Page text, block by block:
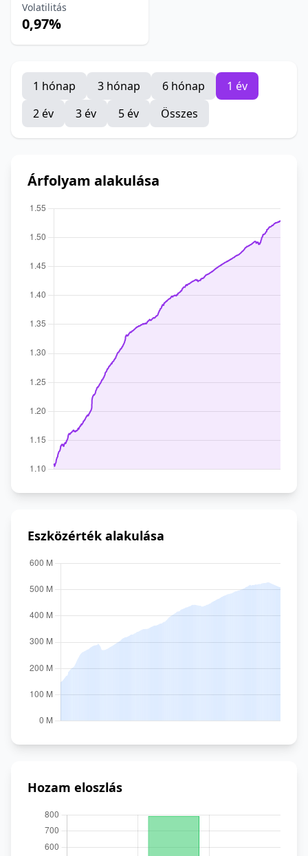
Volatilitás
0,97%
1 hónap 3 hónap 6 hónap
1 év
2 év
3 év 5 év Összes
Árfolyam alakulása
Eszközérték alakulása
Hozam eloszlás